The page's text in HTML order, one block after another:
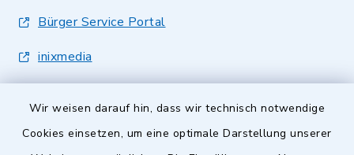
Wir weisen darauf hin, dass wir technisch notwendige
Cookies einsetzen, um eine optimale Darstellung unserer
Bürger Service Portal
inixmedia